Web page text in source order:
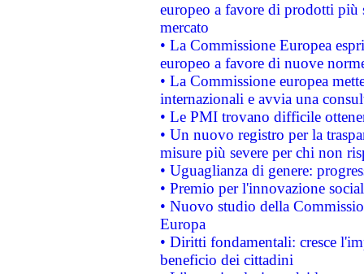
europeo a favore di prodotti
mercato
• La Commissione Europea
europeo a favore di nuove
• La Commissione europea
internazionali e avvia una
• Le PMI trovano difficile
• Un nuovo registro per la
misure più severe per chi non
• Uguaglianza di genere:
• Premio per l'innovazione
• Nuovo studio della
Europa
• Diritti fondamentali: cresce
beneficio dei cittadini